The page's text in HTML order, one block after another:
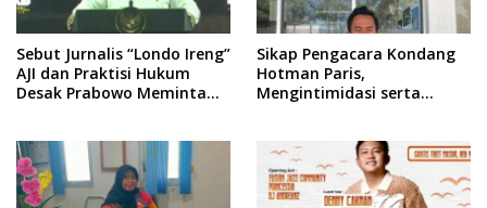
Sebut Jurnalis “Londo Ireng”
AJI dan Praktisi Hukum
Desak Prabowo Meminta
Sikap Pengacara Kondang
Hotman Paris,
Mengintimidasi serta
Sampang Angkat Bicara